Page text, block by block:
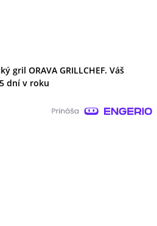
gril ORAVA GRILLCHEF. Váš
dní v roku